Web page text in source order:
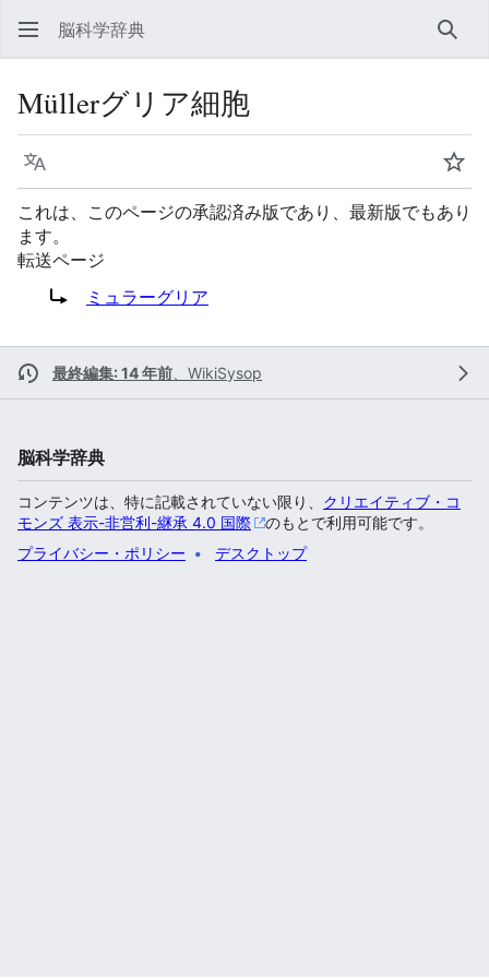
脳科学辞典 検索
Müllerグリア細胞
言語
ウ
これは、このページの承認済み版であり、最新版でもあり
ます。
転送ページ
転送先:
ミュラーグリア
最終編集: 14 年前 WikiSysop
脳科学辞典
コンテンツは、特に記載されていない限り、 クリエイティブ・コ
モンズ 表示-非営利-継承 4.0 国際
のもとで利用可能です。
プライバシー・ポリシー
デスクトップ